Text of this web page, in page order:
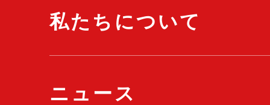
私たちについて
ニュース